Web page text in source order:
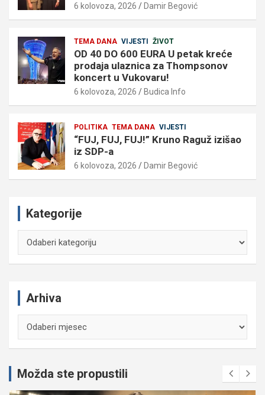
6 kolovoza, 2026 Damir Begović
TEMA DANA VIJESTI ŽIVOT
OD 40 DO 600 EURA U petak kreće
prodaja ulaznica za Thompsonov
koncert u Vukovaru!
6 kolovoza, 2026 Budica Info
POLITIKA TEMA DANA VIJESTI
“FUJ, FUJ, FUJ!” Kruno Raguž izišao
iz SDP-a
6 kolovoza, 2026 Damir Begović
Kategorije
Arhiva
Možda ste propustili